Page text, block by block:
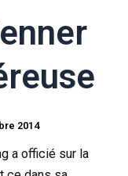
2014
a officié sur la